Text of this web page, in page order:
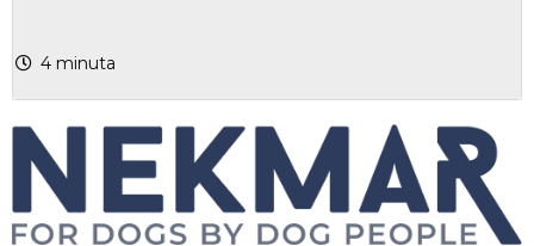
4 minuta